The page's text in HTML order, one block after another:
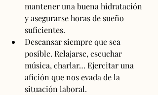
mantener una buena hidratación
y asegurarse horas de sueño
suficientes.
Descansar siempre que sea
posible. Relajarse, escuchar
música, charlar… Ejercitar una
afición que nos evada de la
situación laboral.